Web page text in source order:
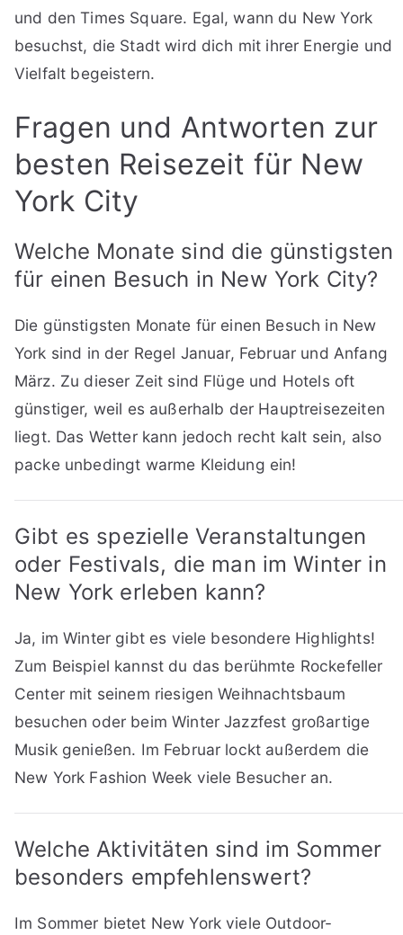
und den Times Square. Egal, wann du New York
besuchst, die Stadt wird dich mit ihrer Energie und
Vielfalt begeistern.
Fragen und Antworten zur
besten Reisezeit für New
York City
Welche Monate sind die günstigsten
für einen Besuch in New York City?
Die günstigsten Monate für einen Besuch in New
York sind in der Regel Januar, Februar und Anfang
März. Zu dieser Zeit sind Flüge und Hotels oft
günstiger, weil es außerhalb der Hauptreisezeiten
liegt. Das Wetter kann jedoch recht kalt sein, also
packe unbedingt warme Kleidung ein!
Gibt es spezielle Veranstaltungen
oder Festivals, die man im Winter in
New York erleben kann?
Ja, im Winter gibt es viele besondere Highlights!
Zum Beispiel kannst du das berühmte Rockefeller
Center mit seinem riesigen Weihnachtsbaum
besuchen oder beim Winter Jazzfest großartige
Musik genießen. Im Februar lockt außerdem die
New York Fashion Week viele Besucher an.
Welche Aktivitäten sind im Sommer
besonders empfehlenswert?
Im Sommer bietet New York viele Outdoor-